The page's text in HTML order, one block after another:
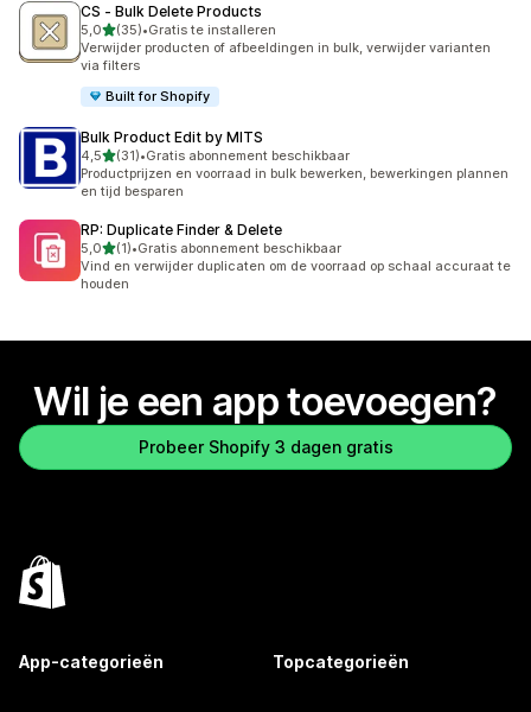
CS ‑ Bulk Delete Products
5,0van 5 sterren
(35)
35 recensies in totaal
•Gratis te installeren
Verwijder producten of afbeeldingen in bulk, verwijder varianten
via filters
Built for Shopify
Bulk Product Edit by MITS
4,5van 5 sterren
(31)
31 recensies in totaal
•Gratis abonnement beschikbaar
Productprijzen en voorraad in bulk bewerken, bewerkingen plannen
en tijd besparen
RP: Duplicate Finder & Delete
5,0van 5 sterren
(1)
1 recensies in totaal
•Gratis abonnement beschikbaar
Vind en verwijder duplicaten om de voorraad op schaal accuraat te
houden
Wil je een app toevoegen?
Probeer Shopify 3 dagen gratis
App-categorieën Topcategorieën